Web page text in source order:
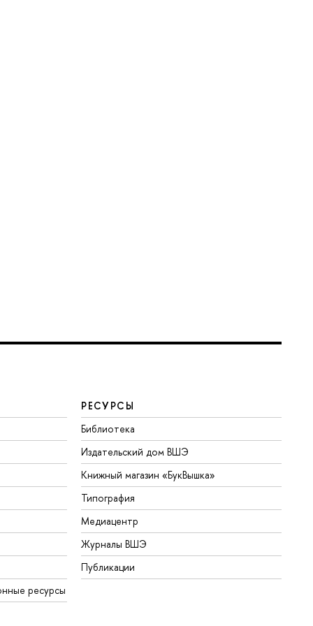
ресурсы
РЕСУРСЫ
Библиотека
Издательский дом ВШЭ
Книжный магазин «БукВышка»
Типография
Медиацентр
Журналы ВШЭ
Публикации